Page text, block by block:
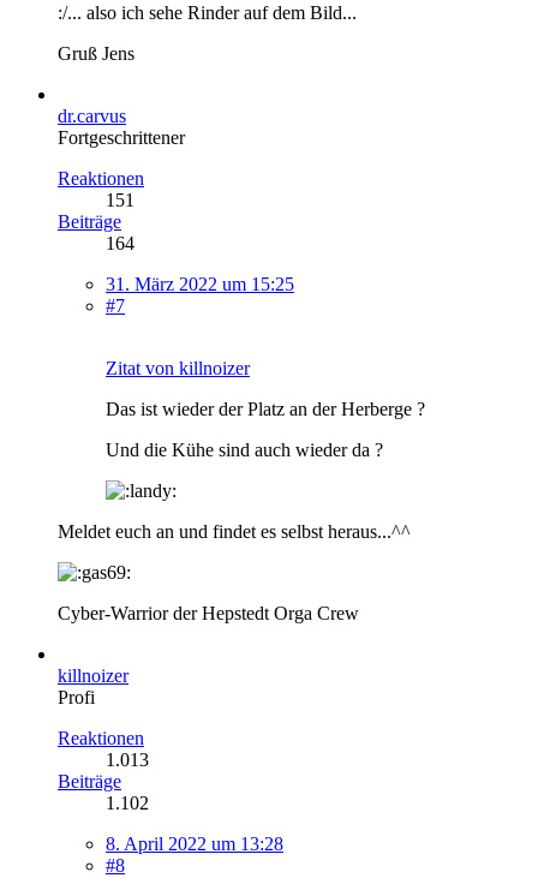
:/... also ich sehe Rinder auf dem Bild...
Gruß Jens
dr.carvus
Fortgeschrittener
Reaktionen
151
Beiträge
164
31. März 2022 um 15:25
#7
Zitat von killnoizer
Das ist wieder der Platz an der Herberge ?
Und die Kühe sind auch wieder da ?
Meldet euch an und findet es selbst heraus...^^
Cyber-Warrior der Hepstedt Orga Crew
killnoizer
Profi
Reaktionen
1.013
Beiträge
1.102
8. April 2022 um 13:28
#8